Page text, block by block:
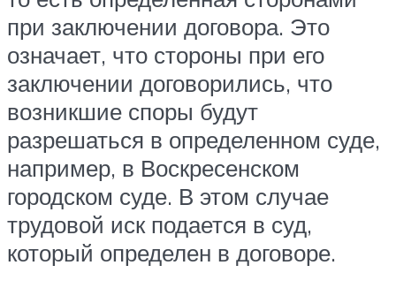
при заключении договора. Это
означает, что стороны при его
заключении договорились, что
возникшие споры будут
разрешаться в определенном суде,
например, в Воскресенском
городском суде. В этом случае
трудовой иск подается в суд,
который определен в договоре.